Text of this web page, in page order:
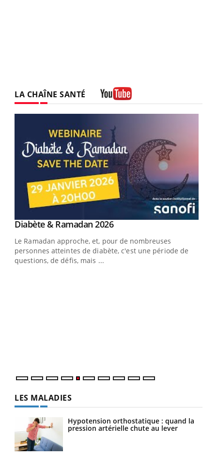
LA CHAÎNE SANTÉ
Youtube
Diabète & Ramadan 2026Youtube
Le Ramadan approche, et, pour de nombreuses
personnes atteintes de diabète, c'est une période de
questions, de défis, mais ...
LES MALADIES
Hypotension orthostatique : quand la
pression artérielle chute au lever